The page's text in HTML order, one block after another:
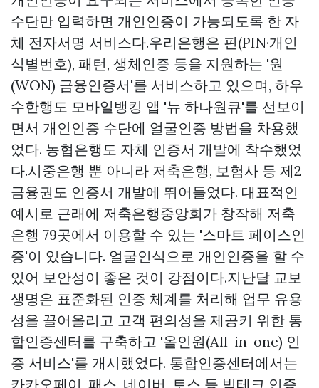
수단만 입력하면 개인인증이 가능되도록 한 자
체 전자서명 서비스다.우리은행은 핀(PIN·개인
식별번호), 패턴, 생체인증 등을 지원하는 '원
(WON) 금융인증서'를 서비스하고 있으며, 하우
수한행도 모바일뱅킹 앱 '뉴 하나원큐'를 선보이
면서 개인인증 수단에 얼굴인증 방법을 차용했
었다. 농협은행도 자체 인증서 개발에 착수했었
다.시중은행 뿐 아니라 저축은행, 보험사 등 제2
금융권도 인증서 개발에 뛰어들었다. 대표적인
예시로 근래에 저축은행중앙회가 창작해 저축
은행 79곳에서 이용할 수 있는 '스마트 페이스인
증'이 있습니다. 얼굴인식으로 개인인증을 할 수
있어 보안성이 좋은 것이 강점이다.지난달 교보
생명은 표준화된 인증 체계를 처리해 업무 유용
성을 끌어올리고 고객 편의성을 제공키 위한 통
합인증센터를 구축하고 '올인원(All-in-one) 인
증 서비스'를 개시했었다. 통합인증센터에서는
카카오페이, 패스, 네이버, 토스 등 빅테크 인증